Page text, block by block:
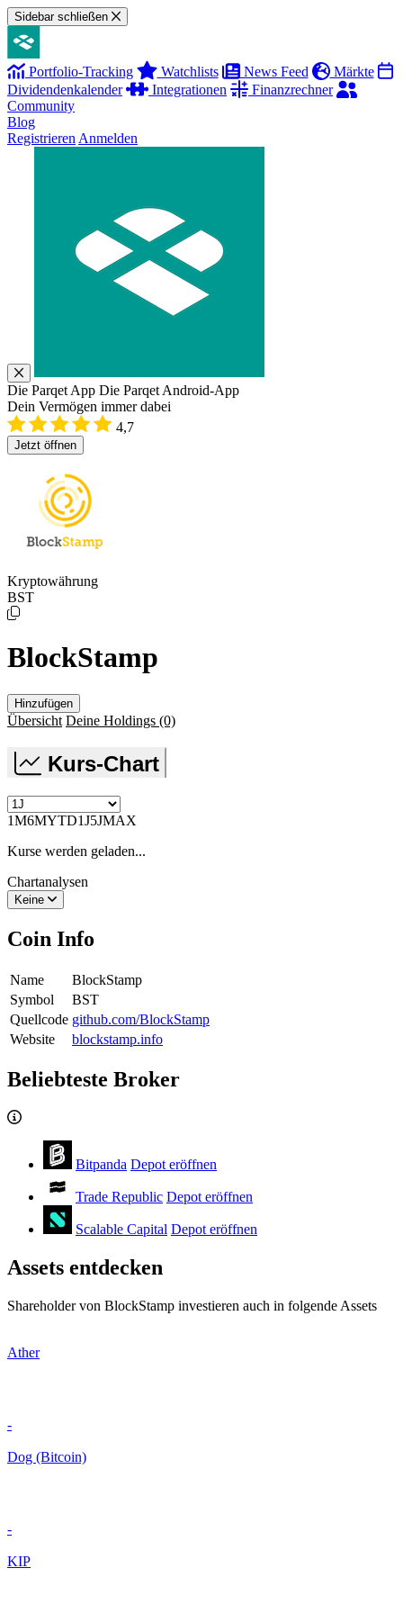
Sidebar schließen
Portfolio-Tracking Watchlists News Feed
Märkte
Dividendenkalender
Integrationen
Finanzrechner
Community
Blog
Registrieren Anmelden
Die Parqet App Die Parqet Android-App
Dein Vermögen immer dabei
4,7
Jetzt öffnen
Kryptowährung
BST
BlockStamp
Hinzufügen
Übersicht Deine Holdings (0)
Kurs-Chart
1M6MYTD1J5JMAX
Kurse werden geladen...
Chartanalysen
Keine
Coin Info
Name
BlockStamp
Symbol
BST
Quellcode github.com/BlockStamp
Website
blockstamp.info
Beliebteste Broker
Bitpanda Depot eröffnen
Trade Republic Depot eröffnen
Scalable Capital Depot eröffnen
Assets entdecken
Shareholder von BlockStamp investieren auch in folgende Assets
Ather
-
Dog (Bitcoin)
-
KIP